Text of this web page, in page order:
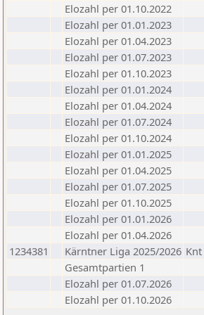
Elozahl per 01.10.2022
Elozahl per 01.01.2023
Elozahl per 01.04.2023
Elozahl per 01.07.2023
Elozahl per 01.10.2023
Elozahl per 01.01.2024
Elozahl per 01.04.2024
Elozahl per 01.07.2024
Elozahl per 01.10.2024
Elozahl per 01.01.2025
Elozahl per 01.04.2025
Elozahl per 01.07.2025
Elozahl per 01.10.2025
Elozahl per 01.01.2026
Elozahl per 01.04.2026
1234381
Kärntner Liga 2025/2026 Knt
Gesamtpartien 1
Elozahl per 01.07.2026
Elozahl per 01.10.2026